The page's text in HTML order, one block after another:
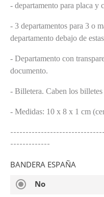
- departamento para placa y
- 3 departamentos para 3 o
departamento debajo de
- Departamento con
documento.
- Billetera. Caben los billetes
- Medidas: 10 x 8 x 1 cm
-------------
BANDERA ESPAÑA
radio_button_checked No